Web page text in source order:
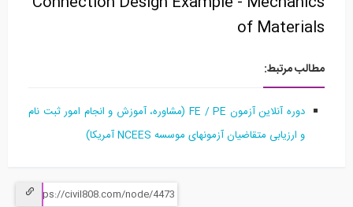
of Materials
مطالب مرتبط:
دوره آنلاین آزمون FE / PE (مشاوره، آموزش و انجام امور ثبت نام
و ارزیابی متقاضیان آزمونهای موسسه NCEES آمریکا)